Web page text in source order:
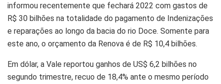
informou recentemente que fechará 2022 com gastos de
R$ 30 bilhões na totalidade do pagamento de Indenizações
e reparações ao longo da bacia do rio Doce. Somente para
este ano, o orçamento da Renova é de R$ 10,4 bilhões.
Em dólar, a Vale reportou ganhos de US$ 6,2 bilhões no
segundo trimestre, recuo de 18,4% ante o mesmo período